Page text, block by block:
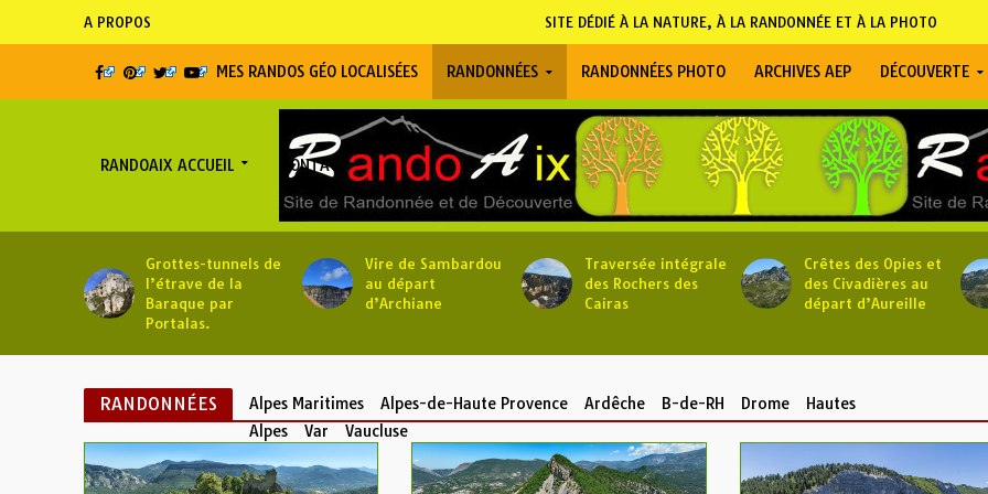
A PROPOS SITE DÉDIÉ À LA NATURE, À LA RANDONNÉE ET À LA PHOTO
MES RANDOS GÉO LOCALISÉES RANDONNÉES RANDONNÉES PHOTO ARCHIVES AEP DÉCOUVERTE
RANDOAIX ACCUEIL CONTACT
Grottes-tunnels de
l’étrave de la
Baraque par
Portalas.
Vire de Sambardou
au départ
d’Archiane
Traversée intégrale
des Rochers des
Cairas
Crêtes des Opies et
des Civadières au
départ d’Aureille
RANDONNÉES Alpes Maritimes Alpes-de-Haute Provence Ardêche B-de-RH Drome
Hautes
Alpes
Var Vaucluse